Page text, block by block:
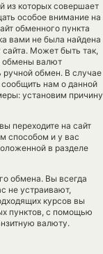
из которых совершает
особое внимание на
обменного пункта
вами не была найдена
сайта. Может быть так,
обмены валют
обмен. В случае
нам о данной
установим причину
переходите на сайт
способом и у вас
в разделе
обмена. Вы всегда
не устраивают,
курсов вы
пунктов, с помощью
валюту.